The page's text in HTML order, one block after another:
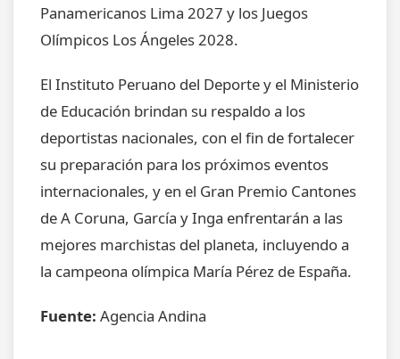
Panamericanos Lima 2027 y los Juegos
Olímpicos Los Ángeles 2028.
El Instituto Peruano del Deporte y el Ministerio
de Educación brindan su respaldo a los
deportistas nacionales, con el fin de fortalecer
su preparación para los próximos eventos
internacionales, y en el Gran Premio Cantones
de A Coruna, García y Inga enfrentarán a las
mejores marchistas del planeta, incluyendo a
la campeona olímpica María Pérez de España.
Fuente: Agencia Andina